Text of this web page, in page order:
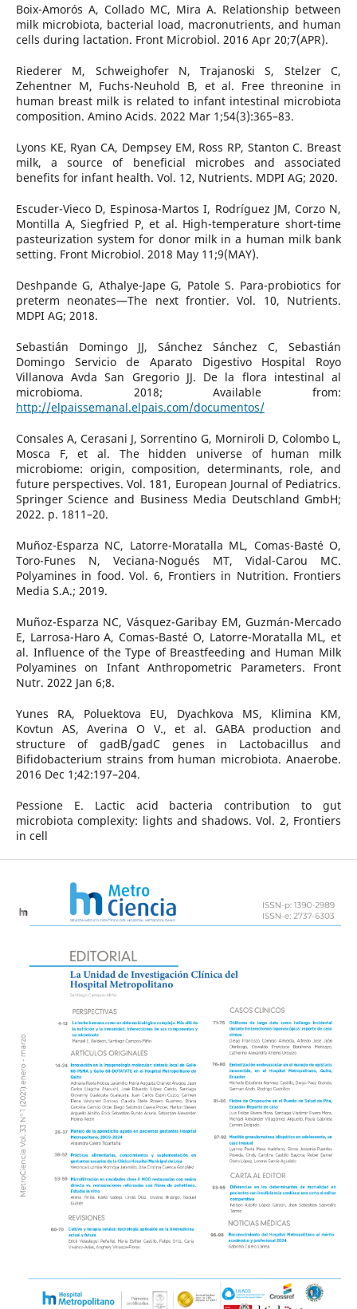
Boix-Amorós A, Collado MC, Mira A. Relationship between
milk microbiota, bacterial load, macronutrients, and human
cells during lactation. Front Microbiol. 2016 Apr 20;7(APR).
Riederer M, Schweighofer N, Trajanoski S, Stelzer C,
Zehentner M, Fuchs-Neuhold B, et al. Free threonine in
human breast milk is related to infant intestinal microbiota
composition. Amino Acids. 2022 Mar 1;54(3):365–83.
Lyons KE, Ryan CA, Dempsey EM, Ross RP, Stanton C. Breast
milk, a source of beneficial microbes and associated
benefits for infant health. Vol. 12, Nutrients. MDPI AG; 2020.
Escuder-Vieco D, Espinosa-Martos I, Rodríguez JM, Corzo N,
Montilla A, Siegfried P, et al. High-temperature short-time
pasteurization system for donor milk in a human milk bank
setting. Front Microbiol. 2018 May 11;9(MAY).
Deshpande G, Athalye-Jape G, Patole S. Para-probiotics for
preterm neonates—The next frontier. Vol. 10, Nutrients.
MDPI AG; 2018.
Sebastián Domingo JJ, Sánchez Sánchez C, Sebastián
Domingo Servicio de Aparato Digestivo Hospital Royo
Villanova Avda San Gregorio JJ. De la flora intestinal al
microbioma. 2018; Available from:
http://elpaissemanal.elpais.com/documentos/
Consales A, Cerasani J, Sorrentino G, Morniroli D, Colombo L,
Mosca F, et al. The hidden universe of human milk
microbiome: origin, composition, determinants, role, and
future perspectives. Vol. 181, European Journal of Pediatrics.
Springer Science and Business Media Deutschland GmbH;
2022. p. 1811–20.
Muñoz-Esparza NC, Latorre-Moratalla ML, Comas-Basté O,
Toro-Funes N, Veciana-Nogués MT, Vidal-Carou MC.
Polyamines in food. Vol. 6, Frontiers in Nutrition. Frontiers
Media S.A.; 2019.
Muñoz-Esparza NC, Vásquez-Garibay EM, Guzmán-Mercado
E, Larrosa-Haro A, Comas-Basté O, Latorre-Moratalla ML, et
al. Influence of the Type of Breastfeeding and Human Milk
Polyamines on Infant Anthropometric Parameters. Front
Nutr. 2022 Jan 6;8.
Yunes RA, Poluektova EU, Dyachkova MS, Klimina KM,
Kovtun AS, Averina O V., et al. GABA production and
structure of gadB/gadC genes in Lactobacillus and
Bifidobacterium strains from human microbiota. Anaerobe.
2016 Dec 1;42:197–204.
Pessione E. Lactic acid bacteria contribution to gut
microbiota complexity: lights and shadows. Vol. 2, Frontiers
in cell